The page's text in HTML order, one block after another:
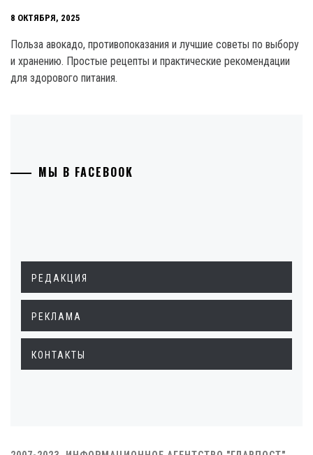
8 ОКТЯБРЯ, 2025
Польза авокадо, противопоказания и лучшие советы по выбору
и хранению. Простые рецепты и практические рекомендации
для здорового питания.
МЫ В FACEBOOK
РЕДАКЦИЯ
РЕКЛАМА
КОНТАКТЫ